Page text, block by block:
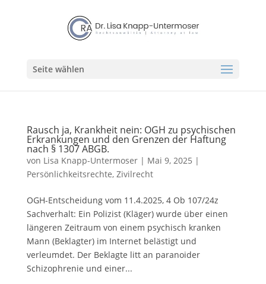
Seite wählen
Rausch ja, Krankheit nein: OGH zu psychischen
Erkrankungen und den Grenzen der Haftung
nach § 1307 ABGB.
von Lisa Knapp-Untermoser| Mai 9, 2025 |
Persönlichkeitsrechte, Zivilrecht
OGH-Entscheidung vom 11.4.2025, 4 Ob 107/24z
Sachverhalt: Ein Polizist (Kläger) wurde über einen
längeren Zeitraum von einem psychisch kranken
Mann (Beklagter) im Internet belästigt und
verleumdet. Der Beklagte litt an paranoider
Schizophrenie und einer...